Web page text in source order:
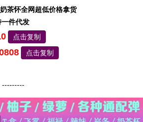
茶怀全网超低价格拿货
件代发
点击复制
点击复制
---------